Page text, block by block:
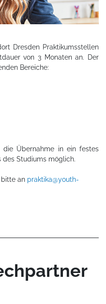
Dresden Praktikumsstellen
von 3 Monaten an. Der
Bereiche:
die Übernahme in ein festes
des Studiums möglich.
bitte an praktika@youth-